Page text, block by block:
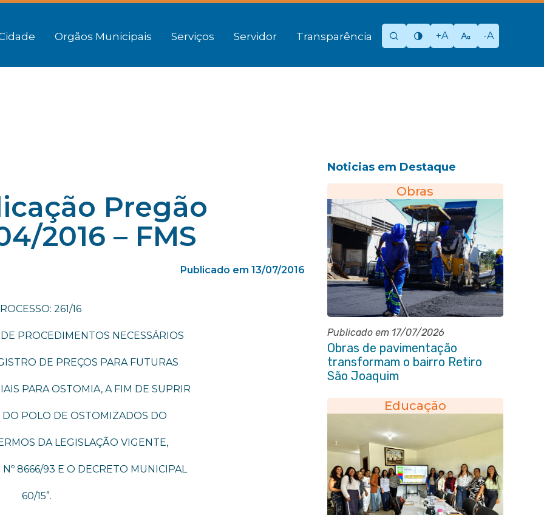
Orgãos Municipais Serviços Servidor Transparência +A -A
Pregão
2016 – FMS
Publicado em 13/07/2016
261/16
PROCEDIMENTOS NECESSÁRIOS
DE PREÇOS PARA FUTURAS
PARA OSTOMIA, A FIM DE SUPRIR
DO POLO DE OSTOMIZADOS DO
DA LEGISLAÇÃO VIGENTE,
Nº 8666/93 E O DECRETO MUNICIPAL
60/15”.
Noticias em Destaque
Obras
Publicado em 17/07/2026
Obras de pavimentação
transformam o bairro Retiro
São Joaquim
Educação